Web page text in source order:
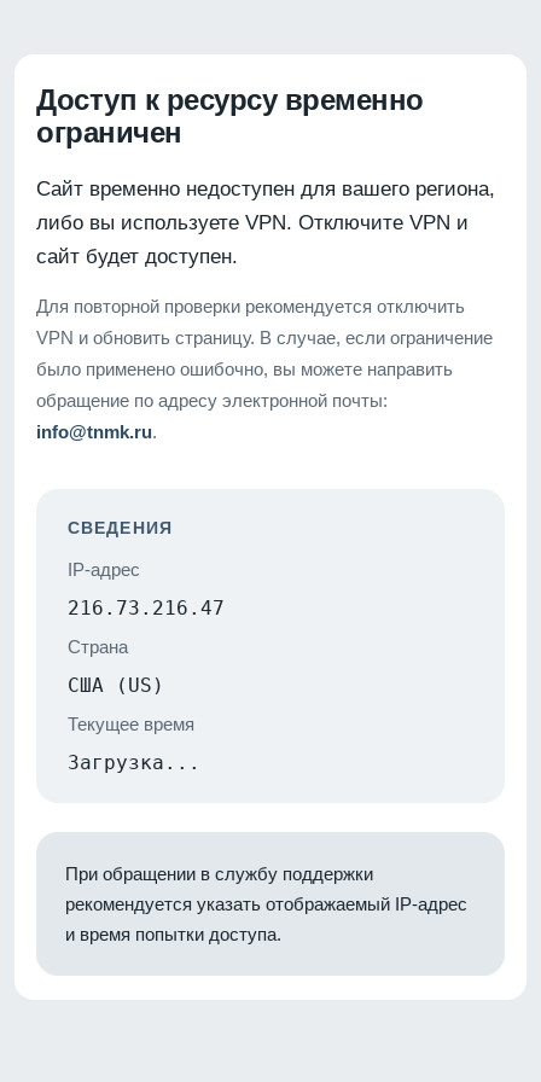
Доступ к ресурсу временно
ограничен
Сайт временно недоступен для вашего региона,
либо вы используете VPN. Отключите VPN и
сайт будет доступен.
Для повторной проверки рекомендуется отключить
VPN и обновить страницу. В случае, если ограничение
было применено ошибочно, вы можете направить
обращение по адресу электронной почты:
info@tnmk.ru.
СВЕДЕНИЯ
IP-адрес
216.73.216.47
Страна
США (US)
Текущее время
Загрузка...
При обращении в службу поддержки
рекомендуется указать отображаемый IP-адрес
и время попытки доступа.